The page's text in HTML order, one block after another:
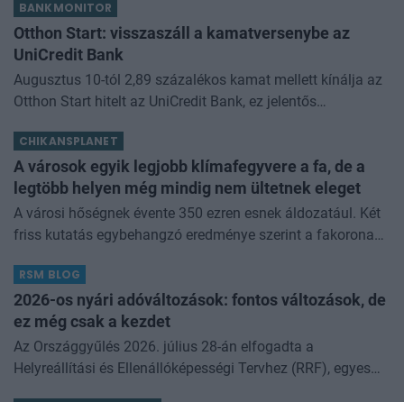
BANKMONITOR
Otthon Start: visszaszáll a kamatversenybe az
UniCredit Bank
Augusztus 10-tól 2,89 százalékos kamat mellett kínálja az
Otthon Start hitelt az UniCredit Bank, ez jelentős
kamathoz képest. De arról sem s
CHIKANSPLANET
A városok egyik legjobb klímafegyvere a fa, de a
legtöbb helyen még mindig nem ültetnek eleget
A városi hőségnek évente 350 ezren esnek áldozatául. Két
friss kutatás egybehangzó eredménye szerint a fakorona
RSM BLOG
2026-os nyári adóváltozások: fontos változások, de
ez még csak a kezdet
Az Országgyűlés 2026. július 28-án elfogadta a
Helyreállítási és Ellenállóképességi Tervhez (RRF), egyes